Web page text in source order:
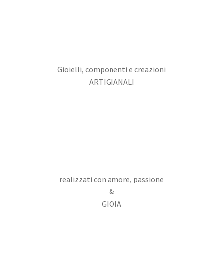
Gioielli, componenti e creazioni
ARTIGIANALI
realizzati con amore, passione
&
GIOIA